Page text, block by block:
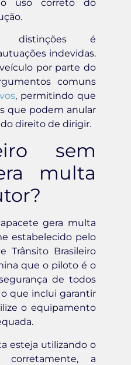
o uso correto do
distinções é
indevidas.
por parte do
comuns
, permitindo que
que podem anular
direito de dirigir.
sem
multa
gera multa
estabelecido pelo
Trânsito Brasileiro
que o piloto é o
de todos
que inclui garantir
o equipamento
esteja utilizando o
corretamente, a